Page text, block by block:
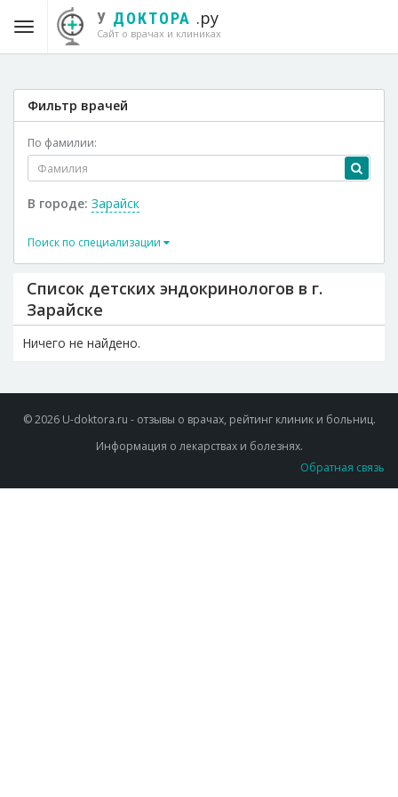
У ДОКТОРА .ру
Сайт о врачах и клиниках
Фильтр врачей
По фамилии:
В городе: Зарайск
Поиск по специализации
Список детских эндокринологов в г.
Зарайске
Ничего не найдено.
© 2026 U-doktora.ru - отзывы о врачах, рейтинг клиник и больниц.
Информация о лекарствах и болезнях.
Обратная связь